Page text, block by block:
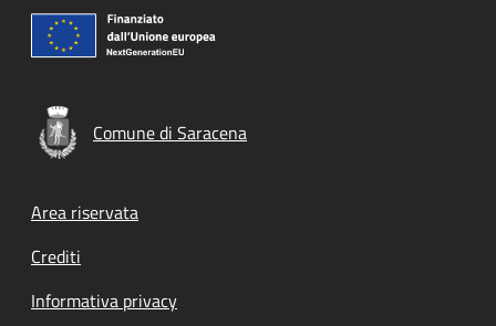
Comune di Saracena
Footer menu
Area riservata
Crediti
Informativa privacy